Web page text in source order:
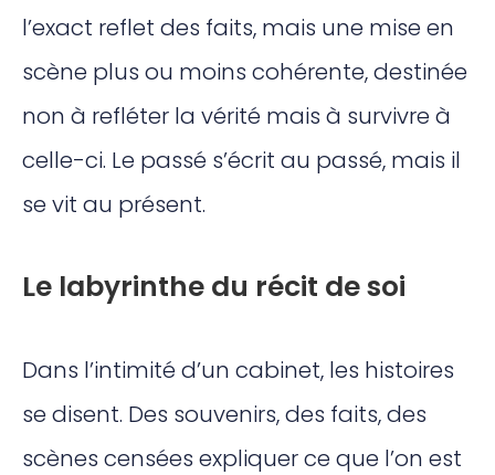
l’exact reflet des faits, mais une mise en
scène plus ou moins cohérente, destinée
non à refléter la vérité mais à survivre à
celle-ci. Le passé s’écrit au passé, mais il
se vit au présent.
Le labyrinthe du récit de soi
Dans l’intimité d’un cabinet, les histoires
se disent. Des souvenirs, des faits, des
scènes censées expliquer ce que l’on est